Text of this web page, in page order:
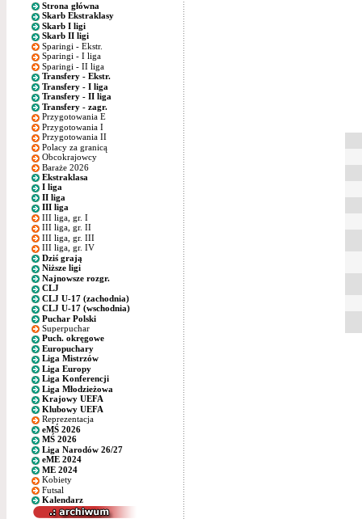
Strona główna
Skarb Ekstraklasy
Skarb I ligi
Skarb II ligi
Sparingi - Ekstr.
Sparingi - I liga
Sparingi - II liga
Transfery - Ekstr.
Transfery - I liga
Transfery - II liga
Transfery - zagr.
Przygotowania E
Przygotowania I
Przygotowania II
Polacy za granicą
Obcokrajowcy
Baraże 2026
Ekstraklasa
I liga
II liga
III liga
III liga, gr. I
III liga, gr. II
III liga, gr. III
III liga, gr. IV
Dziś grają
Niższe ligi
Najnowsze rozgr.
CLJ
CLJ U-17 (zachodnia)
CLJ U-17 (wschodnia)
Puchar Polski
Superpuchar
Puch. okręgowe
Europuchary
Liga Mistrzów
Liga Europy
Liga Konferencji
Liga Młodzieżowa
Krajowy UEFA
Klubowy UEFA
Reprezentacja
eMŚ 2026
MŚ 2026
Liga Narodów 26/27
eME 2024
ME 2024
Kobiety
Futsal
Kalendarz